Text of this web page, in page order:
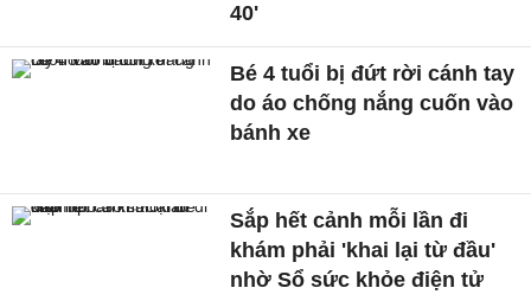
40'
Bé 4 tuổi bị đứt rời cánh tay
do áo chống nắng cuốn vào
bánh xe
Sắp hết cảnh mỗi lần đi
khám phải 'khai lại từ đầu'
nhờ Sổ sức khỏe điện tử